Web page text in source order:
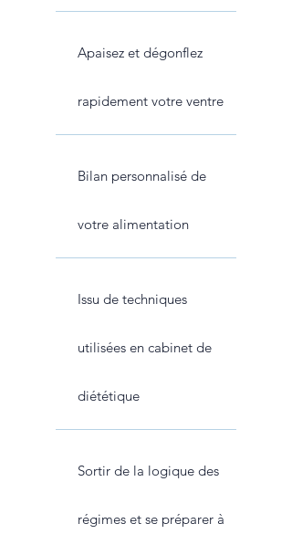
Apaisez et dégonflez
rapidement votre ventre
Bilan personnalisé de
votre alimentation
Issu de techniques
utilisées en cabinet de
diététique
Sortir de la logique des
régimes et se préparer à